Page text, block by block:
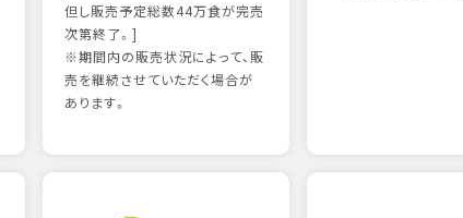
但し販売予定総数44万食が完売
次第終了。]
※期間内の販売状況によって、販
売を継続させていただく場合が
あります。